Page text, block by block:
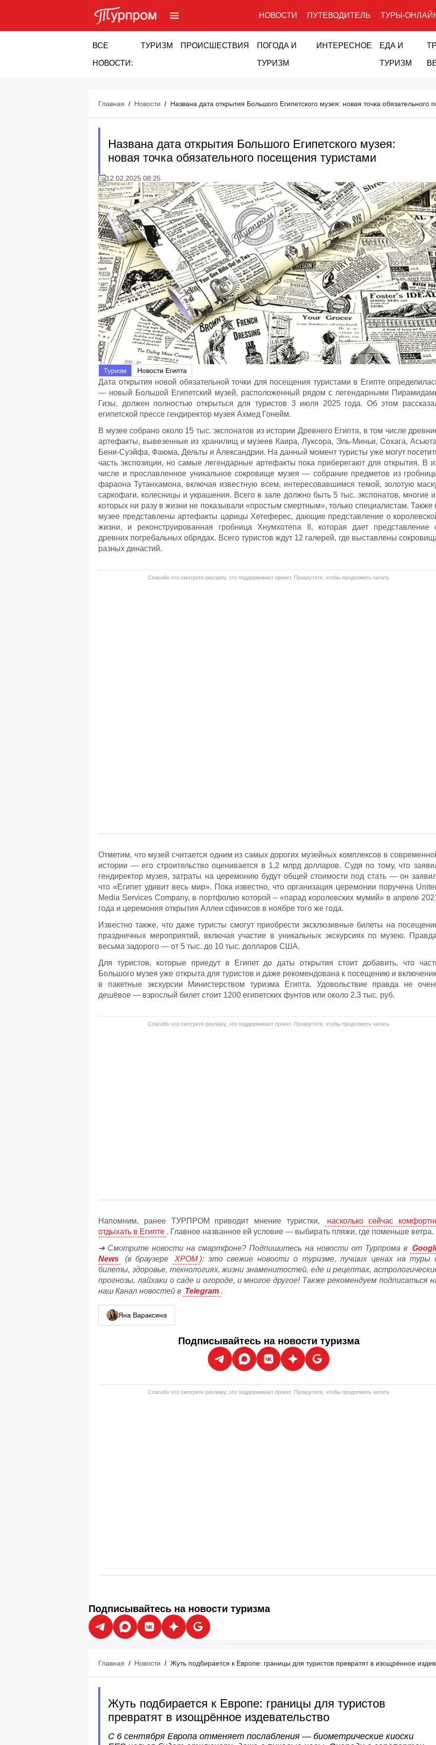
НОВОСТИ ПУТЕВОДИТЕЛЬ ТУРЫ-
ВСЕ
НОВОСТИ:
ТУРИЗМ ПРОИСШЕСТВИЯ ПОГОДА И
ТУРИЗМ
ИНТЕРЕСНОЕ ЕДА И
ТУРИЗМ
Главная / Новости / Названа дата открытия Большого Египетского музея: новая точка обязательного
Названа дата открытия Большого Египетского музея:
новая точка обязательного посещения туристами
12.02.2025 08:25
Туризм Новости Египта
Дата открытия новой обязательной точки для посещения туристами в Египте
— новый Большой Египетский музей, расположенный рядом с легендарными
Гизы, должен полностью открыться для туристов 3 июля 2025 года. Об этом
египетской прессе гендиректор музея Ахмед Гонейм.
В музее собрано около 15 тыс. экспонатов из истории Древнего Египта, в том числе
артефакты, вывезенные из хранилищ и музеев Каира, Луксора, Эль-Миньи, Сохага,
Бени-Суэйфа, Фаюма, Дельты и Александрии. На данный момент туристы уже могут
часть экспозиции, но самые легендарные артефакты пока приберегают для открытия. В
числе и прославленное уникальное сокровище музея — собрание предметов из
фараона Тутанхамона, включая известную всем, интересовавшимся темой, золотую
саркофаги, колесницы и украшения. Всего в зале должно быть 5 тыс. экспонатов, многие
которых ни разу в жизни не показывали «простым смертным», только специалистам. Также
музее представлены артефакты царицы Хетеферес, дающие представление о
жизни, и реконструированная гробница Хнумхотепа II, которая дает представление
древних погребальных обрядах. Всего туристов ждут 12 галерей, где выставлены
разных династий.
Спасибо что смотрите рекламу, это поддерживает проект. Прокрутите, чтобы продолжить читать
Отметим, что музей считается одним из самых дорогих музейных комплексов в
истории — его строительство оценивается в 1,2 млрд долларов. Судя по тому, что
гендиректор музея, затраты на церемонию будут общей стоимости под стать — он
что «Египет удивит весь мир». Пока известно, что организация церемонии поручена
Media Services Company, в портфолио которой – «парад королевских мумий» в апреле
года и церемония открытия Аллеи сфинксов в ноябре того же года.
Известно также, что даже туристы смогут приобрести эксклюзивные билеты на
праздничных мероприятий, включая участие в уникальных экскурсиях по музею.
весьма задорого — от 5 тыс. до 10 тыс. долларов США.
Для туристов, которые приедут в Египет до даты открытия стоит добавить, что
Большого музея уже открыта для туристов и даже рекомендована к посещению и
в пакетные экскурсии Министерством туризма Египта. Удовольствие правда не
дешёвое — взрослый билет стоит 1200 египетских фунтов или около 2.3 тыс. руб.
Спасибо что смотрите рекламу, это поддерживает проект. Прокрутите, чтобы продолжить читать
Напомним, ранее ТУРПРОМ приводит мнение туристки,
насколько сейчас
отдыхать в Египте . Главное названное ей условие — выбирать пляжи, где поменьше ветра.
➔ Смотрите новости на смартфоне? Подпишитесь на новости от Турпрома в
News
(в браузере ХРОМ ): это свежие новости о туризме, лучших ценах на туры
билеты, здоровье, технологиях, жизни знаменитостей, еде и рецептах,
прогнозы, лайхаки о саде и огороде, и многое другое! Также рекомендуем подписаться
наш Канал новостей в Telegram .
Яна Вараксина
Подписывайтесь на новости туризма
Спасибо что смотрите рекламу, это поддерживает проект. Прокрутите, чтобы продолжить читать
Подписывайтесь на новости туризма
Главная / Новости / Жуть подбирается к Европе: границы для туристов превратят в изощрённое
Жуть подбирается к Европе: границы для туристов
превратят в изощрённое издевательство
С 6 сентября Европа отменяет послабления — биометрические киоски